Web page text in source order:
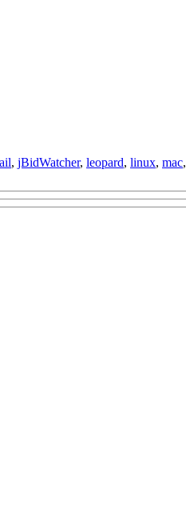
, jBidWatcher, leopard, linux, mac,